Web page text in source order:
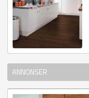
ANNONSER